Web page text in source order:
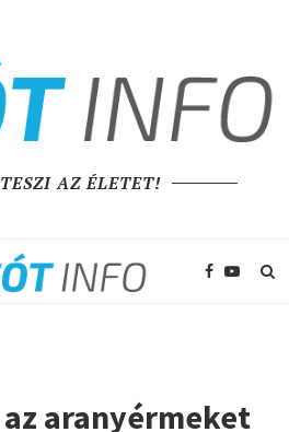
AZ ÉLETET!
aranyérmeket